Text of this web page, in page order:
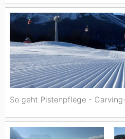
So geht Pistenpflege -